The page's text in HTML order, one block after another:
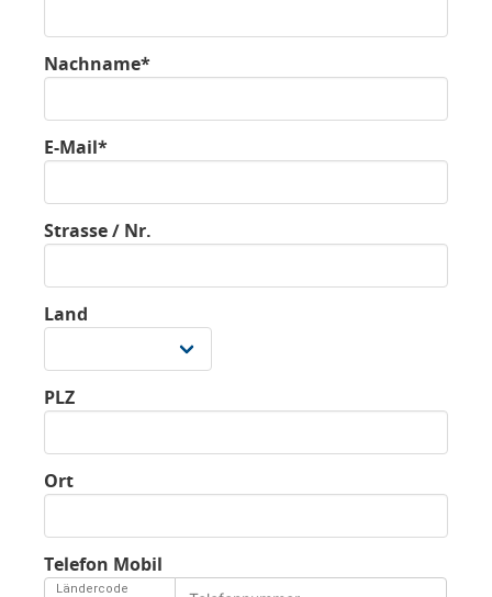
Nachname*
E-Mail*
Strasse / Nr.
Land
PLZ
Ort
Telefon Mobil
Ländercode